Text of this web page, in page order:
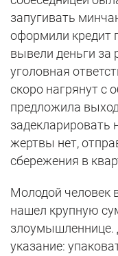
запугивать
оформили кредит
вывели деньги за
уголовная
скоро нагрянут с
предложила
задекларировать
жертвы нет,
сбережения в
Молодой человек
нашел крупную
злоумышленнице.
указание: